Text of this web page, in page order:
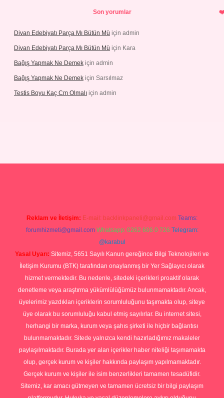
Son yorumlar
Divan Edebiyatı Parça Mı Bütün Mü için admin
Divan Edebiyatı Parça Mı Bütün Mü için Kara
Bağış Yapmak Ne Demek için admin
Bağış Yapmak Ne Demek için Sarsılmaz
Testis Boyu Kaç Cm Olmalı için admin
Reklam ve İletişim: E-mail: backlinkpaneli@gmail.com Teams:
forumhizmeti@gmail.com Whatsapp: 0262 606 0 726 Telegram:
@karabul
Yasal Uyarı: Sitemiz, 5651 Sayılı Kanun gereğince Bilgi Teknolojileri ve
İletişim Kurumu (BTK) tarafından onaylanmış bir Yer Sağlayıcı olarak
hizmet vermektedir. Bu nedenle, sitedeki içerikleri proaktif olarak
denetleme veya araştırma yükümlülüğümüz bulunmamaktadır. Ancak,
üyelerimiz yazdıkları içeriklerin sorumluluğunu taşımakta olup, siteye
üye olarak bu sorumluluğu kabul etmiş sayılırlar. Bu internet sitesi,
herhangi bir marka, kurum veya şahıs şirketi ile hiçbir bağlantısı
bulunmamaktadır. Sitede yalnızca kendi hazırladığımız makaleler
paylaşılmaktadır. Burada yer alan içerikler haber niteliği taşımamakta
olup, gerçek kurum ve kişiler hakkında paylaşım yapılmamaktadır.
Gerçek kurum ve kişiler ile isim benzerlikleri tamamen tesadüfidir.
Sitemiz, kar amacı gütmeyen ve tamamen ücretsiz bir bilgi paylaşım